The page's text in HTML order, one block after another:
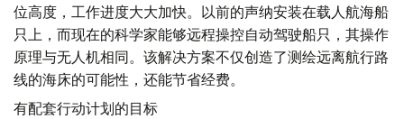
位高度，工作进度大大加快。以前的声纳安装在载人航海船
只上，而现在的科学家能够远程操控自动驾驶船只，其操作
原理与无人机相同。该解决方案不仅创造了测绘远离航行路
线的海床的可能性，还能节省经费。
有配套行动计划的目标